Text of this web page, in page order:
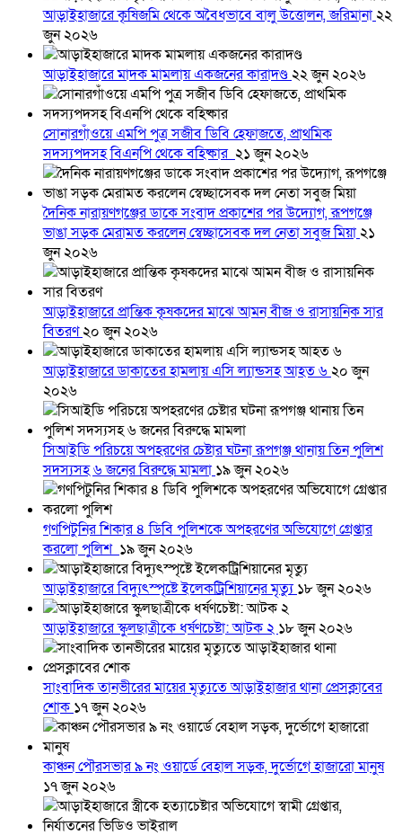
আড়াইহাজারে কৃষিজমি থেকে অবৈধভাবে বালু উত্তোলন, জরিমানা২২
জুন ২০২৬
আড়াইহাজারে মাদক মামলায় একজনের কারাদণ্ড২২ জুন ২০২৬
সোনারগাঁওয়ে এমপি পুত্র সজীব ডিবি হেফাজতে, প্রাথমিক
সদস্যপদসহ বিএনপি থেকে বহিষ্কার ২১ জুন ২০২৬
দৈনিক নারায়ণগঞ্জের ডাকে সংবাদ প্রকাশের পর উদ্যোগ, রূপগঞ্জে
ভাঙা সড়ক মেরামত করলেন স্বেচ্ছাসেবক দল নেতা সবুজ মিয়া২১
জুন ২০২৬
আড়াইহাজারে প্রান্তিক কৃষকদের মাঝে আমন বীজ ও রাসায়নিক সার
বিতরণ২০ জুন ২০২৬
আড়াইহাজারে ডাকাতের হামলায় এসি ল্যান্ডসহ আহত ৬২০ জুন
২০২৬
সিআইডি পরিচয়ে অপহরণের চেষ্টার ঘটনা রূপগঞ্জ থানায় তিন পুলিশ
সদস্যসহ ৬ জনের বিরুদ্ধে মামলা ১৯ জুন ২০২৬
গণপিটুনির শিকার ৪ ডিবি পুলিশকে অপহরণের অভিযোগে গ্রেপ্তার
করলো পুলিশ ১৯ জুন ২০২৬
আড়াইহাজারে বিদ্যুৎস্পৃষ্টে ইলেকট্রিশিয়ানের মৃত্যু১৮ জুন ২০২৬
আড়াইহাজারে স্কুলছাত্রীকে ধর্ষণচেষ্টা: আটক ২ ১৮ জুন ২০২৬
সাংবাদিক তানভীরের মায়ের মৃত্যুতে আড়াইহাজার থানা প্রেসক্লাবের
শোক ১৭ জুন ২০২৬
কাঞ্চন পৌরসভার ৯ নং ওয়ার্ডে বেহাল সড়ক, দুর্ভোগে হাজারো মানুষ
১৭ জুন ২০২৬